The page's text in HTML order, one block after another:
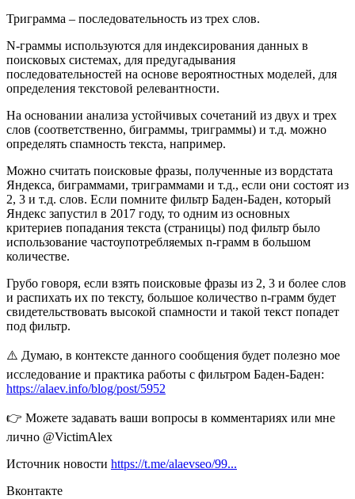
Триграмма – последовательность из трех слов.
N-граммы используются для индексирования данных в
поисковых системах, для предугадывания
последовательностей на основе вероятностных моделей, для
определения текстовой релевантности.
На основании анализа устойчивых сочетаний из двух и трех
слов (соответственно, биграммы, триграммы) и т.д. можно
определять спамность текста, например.
Можно считать поисковые фразы, полученные из вордстата
Яндекса, биграммами, триграммами и т.д., если они состоят из
2, 3 и т.д. слов. Если помните фильтр Баден-Баден, который
Яндекс запустил в 2017 году, то одним из основных
критериев попадания текста (страницы) под фильтр было
использование частоупотребляемых n-грамм в большом
количестве.
Грубо говоря, если взять поисковые фразы из 2, 3 и более слов
и распихать их по тексту, большое количество n-грамм будет
свидетельствовать высокой спамности и такой текст попадет
под фильтр.
⚠️ Думаю, в контексте данного сообщения будет полезно мое
исследование и практика работы с фильтром Баден-Баден:
https://alaev.info/blog/post/5952
👉 Можете задавать ваши вопросы в комментариях или мне
лично @VictimAlex
Источник новости https://t.me/alaevseo/99...
Вконтакте